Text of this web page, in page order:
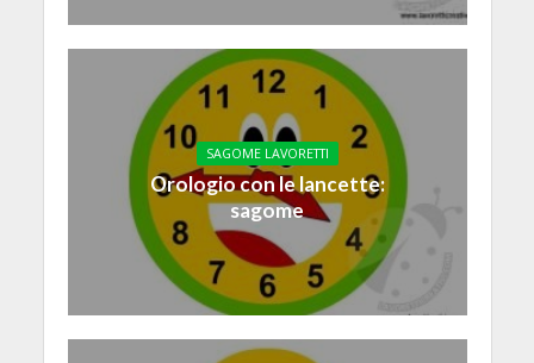
SAGOME LAVORETTI
Orologio con le lancette:
sagome